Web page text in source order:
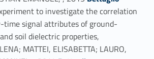
to investigate the correlation
time signal attributes of ground-
soil dielectric properties,
MATTEI, ELISABETTA; LAURO,